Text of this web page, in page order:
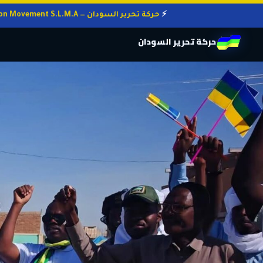
حركة تحرير السودان — Sudan Liberation Movement S.L.M.A
حركة تحرير السودان